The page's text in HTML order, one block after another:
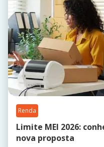
Renda
Limite MEI 2026:
nova proposta